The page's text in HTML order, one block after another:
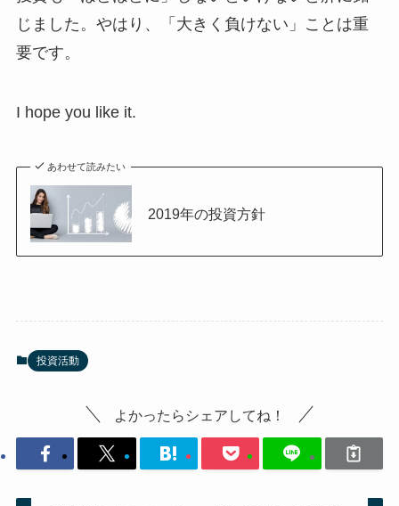
じました。やはり、「大きく負けない」ことは重
要です。
I hope you like it.
あわせて読みたい
2019年の投資方針
投資活動
よかったらシェアしてね！